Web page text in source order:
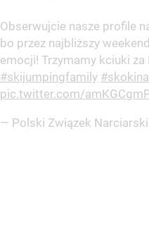
Obserwujcie nasze profile
bo przez najbliższy
emocji! Trzymamy kciuki za
#skijumpingfamily
pic.twitter.com/
— Polski Związek